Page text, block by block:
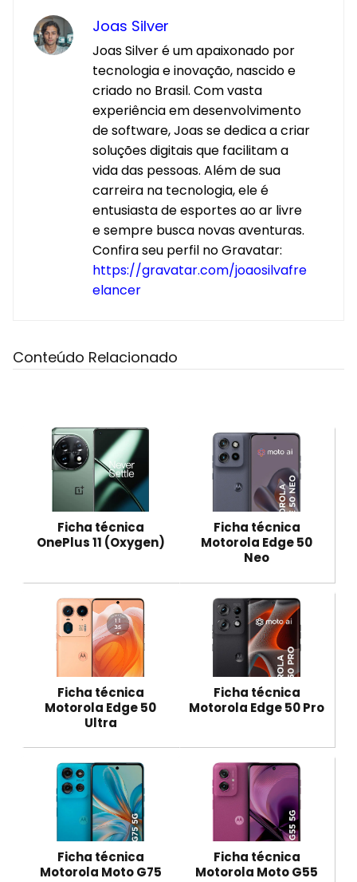
Joas Silver
Joas Silver é um apaixonado por
tecnologia e inovação, nascido e
criado no Brasil. Com vasta
experiência em desenvolvimento
de software, Joas se dedica a criar
soluções digitais que facilitam a
vida das pessoas. Além de sua
carreira na tecnologia, ele é
entusiasta de esportes ao ar livre
e sempre busca novas aventuras.
Confira seu perfil no Gravatar:
https://gravatar.com/joaosilvafre
elancer
Conteúdo Relacionado
Ficha técnica
OnePlus 11 (Oxygen)
Ficha técnica
Motorola Edge 50
Neo
Ficha técnica
Motorola Edge 50
Ultra
Ficha técnica
Motorola Edge 50 Pro
Ficha técnica
Motorola Moto G75
Ficha técnica
Motorola Moto G55